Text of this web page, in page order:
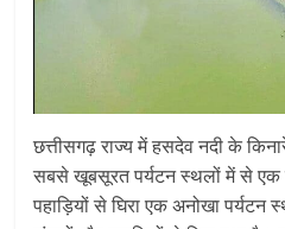
छत्तीसगढ़ राज्य में हसदेव नदी के
सबसे खूबसूरत पर्यटन स्थलों में से
पहाड़ियों से घिरा एक अनोखा